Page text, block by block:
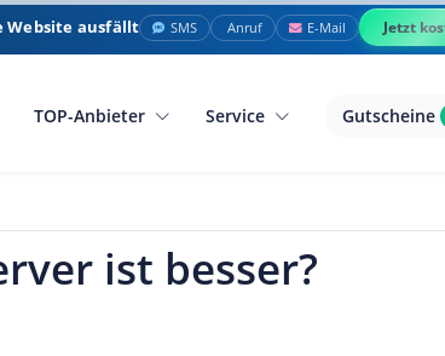
Website ausfällt SMS Anruf E-Mail Jetzt
TOP-Anbieter Service Gutscheine
ist besser?